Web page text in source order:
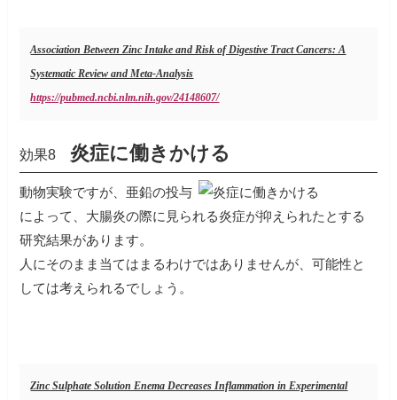
Association Between Zinc Intake and Risk of Digestive Tract Cancers: A
Systematic Review and Meta-Analysis
https://pubmed.ncbi.nlm.nih.gov/24148607/
効果8炎症に働きかける
動物実験ですが、亜鉛の投与
によって、大腸炎の際に見られる炎症が抑えられたとする
研究結果があります。
人にそのまま当てはまるわけではありませんが、可能性と
しては考えられるでしょう。
Zinc Sulphate Solution Enema Decreases Inflammation in Experimental